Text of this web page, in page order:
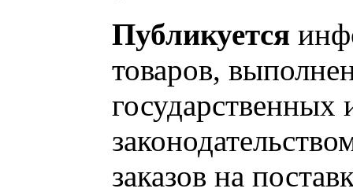
Публикуется
товаров,
заказов на